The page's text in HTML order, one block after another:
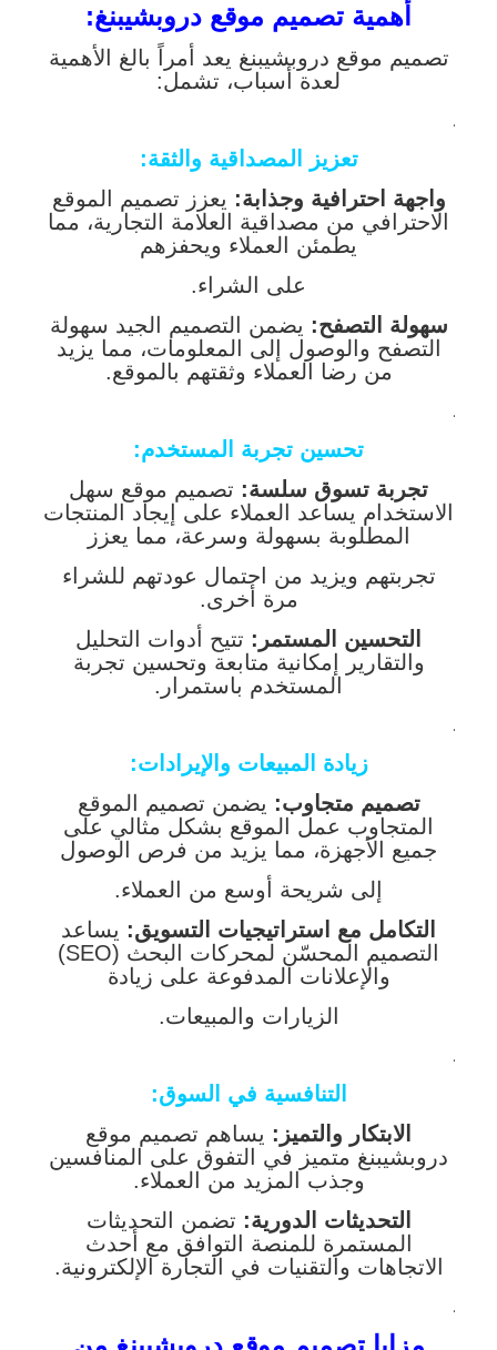
أهمية تصميم موقع دروبشيبنغ:
تصميم موقع دروبشيبنغ يعد أمراً بالغ الأهمية
لعدة أسباب، تشمل:
.
تعزيز المصداقية والثقة:
واجهة احترافية وجذابة: يعزز تصميم الموقع
الاحترافي من مصداقية العلامة التجارية، مما
يطمئن العملاء ويحفزهم
على الشراء.
سهولة التصفح: يضمن التصميم الجيد سهولة
التصفح والوصول إلى المعلومات، مما يزيد
من رضا العملاء وثقتهم بالموقع.
.
تحسين تجربة المستخدم:
تجربة تسوق سلسة: تصميم موقع سهل
الاستخدام يساعد العملاء على إيجاد المنتجات
المطلوبة بسهولة وسرعة، مما يعزز
تجربتهم ويزيد من احتمال عودتهم للشراء
مرة أخرى.
التحسين المستمر: تتيح أدوات التحليل
والتقارير إمكانية متابعة وتحسين تجربة
المستخدم باستمرار.
.
زيادة المبيعات والإيرادات:
تصميم متجاوب: يضمن تصميم الموقع
المتجاوب عمل الموقع بشكل مثالي على
جميع الأجهزة، مما يزيد من فرص الوصول
إلى شريحة أوسع من العملاء.
التكامل مع استراتيجيات التسويق: يساعد
التصميم المحسّن لمحركات البحث (SEO)
والإعلانات المدفوعة على زيادة
الزيارات والمبيعات.
.
التنافسية في السوق:
الابتكار والتميز: يساهم تصميم موقع
دروبشيبنغ متميز في التفوق على المنافسين
وجذب المزيد من العملاء.
التحديثات الدورية: تضمن التحديثات
المستمرة للمنصة التوافق مع أحدث
الاتجاهات والتقنيات في التجارة الإلكترونية.
.